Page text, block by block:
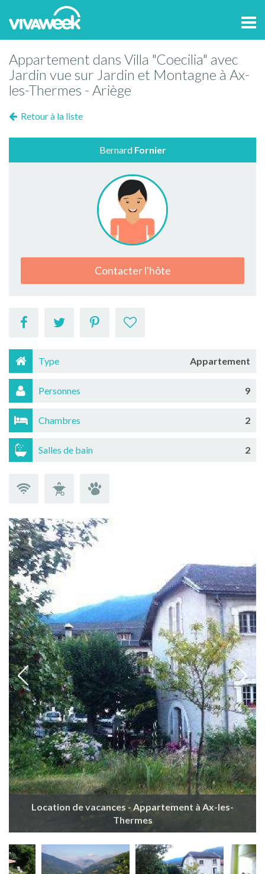
Appartement dans Villa "Coecilia" avec
Jardin vue sur Jardin et Montagne à Ax-
les-Thermes - Ariège
Retour à la liste
Bernard Fornier
Contacter l'hôte
Type Appartement
Personnes 9
Chambres 2
Salles de bain 2
Location de vacances - Appartement à Ax-les-
Thermes